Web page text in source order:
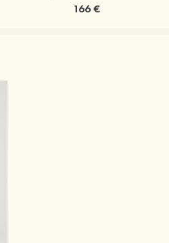
166 €